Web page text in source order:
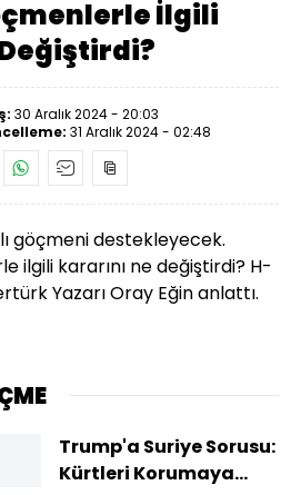
İlgili
30 Aralık 2024 - 20:03
31 Aralık 2024 - 02:48
göçmeni destekleyecek.
ilgili kararını ne değiştirdi? H-
Yazarı Oray Eğin anlattı.
Trump'a Suriye Sorusu:
Kürtleri Korumaya